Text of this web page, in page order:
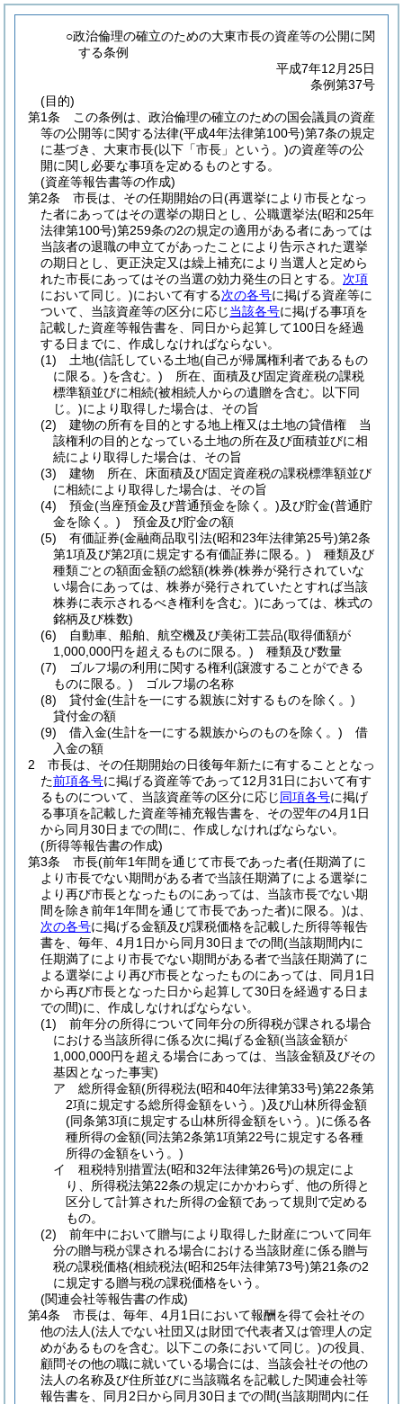
○政治倫理の確立のための大東市長の資産等の公開に関
する条例
平成7年12月25日
条例第37号
(目的)
第1条
この条例は、政治倫理の確立のための国会議員の資産
等の公開等に関する法律(平成4年法律第100号)第7条の規定
に基づき、大東市長(以下「市長」という。)の資産等の公
開に関し必要な事項を定めるものとする。
(資産等報告書等の作成)
第2条
市長は、その任期開始の日(再選挙により市長となっ
た者にあってはその選挙の期日とし、公職選挙法(昭和25年
法律第100号)第259条の2の規定の適用がある者にあっては
当該者の退職の申立てがあったことにより告示された選挙
の期日とし、更正決定又は繰上補充により当選人と定めら
れた市長にあってはその当選の効力発生の日とする。 次項
において同じ。)において有する次の各号に掲げる資産等に
ついて、当該資産等の区分に応じ当該各号に掲げる事項を
記載した資産等報告書を、同日から起算して100日を経過
する日までに、作成しなければならない。
(1)
土地(信託している土地(自己が帰属権利者であるもの
に限る。)を含む。) 所在、面積及び固定資産税の課税
標準額並びに相続(被相続人からの遺贈を含む。以下同
じ。)により取得した場合は、その旨
(2)
建物の所有を目的とする地上権又は土地の貸借権 当
該権利の目的となっている土地の所在及び面積並びに相
続により取得した場合は、その旨
(3)
建物 所在、床面積及び固定資産税の課税標準額並び
に相続により取得した場合は、その旨
(4)
預金(当座預金及び普通預金を除く。)及び貯金(普通貯
金を除く。) 預金及び貯金の額
(5)
有価証券(金融商品取引法(昭和23年法律第25号)第2条
第1項及び第2項に規定する有価証券に限る。) 種類及び
種類ごとの額面金額の総額(株券(株券が発行されていな
い場合にあっては、株券が発行されていたとすれば当該
株券に表示されるべき権利を含む。)にあっては、株式の
銘柄及び株数)
(6)
自動車、船舶、航空機及び美術工芸品(取得価額が
1,000,000円を超えるものに限る。) 種類及び数量
(7)
ゴルフ場の利用に関する権利 (譲渡することができる
ものに限る。) ゴルフ場の名称
(8)
貸付金(生計を一にする親族に対するものを除く。)
貸付金の額
(9)
借入金(生計を一にする親族からのものを除く。) 借
入金の額
2
市長は、その任期開始の日後毎年新たに有することとなっ
た前項各号に掲げる資産等であって12月31日において有す
るものについて、当該資産等の区分に応じ同項各号に掲げ
る事項を記載した資産等補充報告書を、その翌年の4月1日
から同月30日までの間に、作成しなければならない。
(所得等報告書の作成)
第3条
市長(前年1年間を通じて市長であった者(任期満了に
より市長でない期間がある者で当該任期満了による選挙に
より再び市長となったものにあっては、当該市長でない期
間を除き前年1年間を通じて市長であった者)に限る。)は、
次の各号に掲げる金額及び課税価格を記載した所得等報告
書を、毎年、4月1日から同月30日までの間(当該期間内に
任期満了により市長でない期間がある者で当該任期満了に
よる選挙により再び市長となったものにあっては、同月1日
から再び市長となった日から起算して30日を経過する日ま
での間)に、作成しなければならない。
(1)
前年分の所得について同年分の所得税が課される場合
における当該所得に係る次に掲げる金額(当該金額が
1,000,000円を超える場合にあっては、当該金額及びその
基因となった事実)
ア
総所得金額(所得税法(昭和40年法律第33号)第22条第
2項に規定する総所得金額をいう。)及び山林所得金額
(同条第3項に規定する山林所得金額をいう。)に係る各
種所得の金額(同法第2条第1項第22号に規定する各種
所得の金額をいう。)
イ
租税特別措置法(昭和32年法律第26号)の規定によ
り、所得税法第22条の規定にかかわらず、他の所得と
区分して計算された所得の金額であって規則で定める
もの。
(2)
前年中において贈与により取得した財産について同年
分の贈与税が課される場合における当該財産に係る贈与
税の課税価格(相続税法(昭和25年法律第73号)第21条の2
に規定する贈与税の課税価格をいう。
(関連会社等報告書の作成)
第4条
市長は、毎年、4月1日において報酬を得て会社その
他の法人(法人でない社団又は財団で代表者又は管理人の定
めがあるものを含む。以下この条において同じ。)の役員、
顧問その他の職に就いている場合には、当該会社その他の
法人の名称及び住所並びに当該職名を記載した関連会社等
報告書を、同月2日から同月30日までの間(当該期間内に任